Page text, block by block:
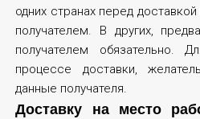
одних странах перед
получателем. В других,
получателем обязательно.
процессе доставки,
данные получателя.
Доставку на место